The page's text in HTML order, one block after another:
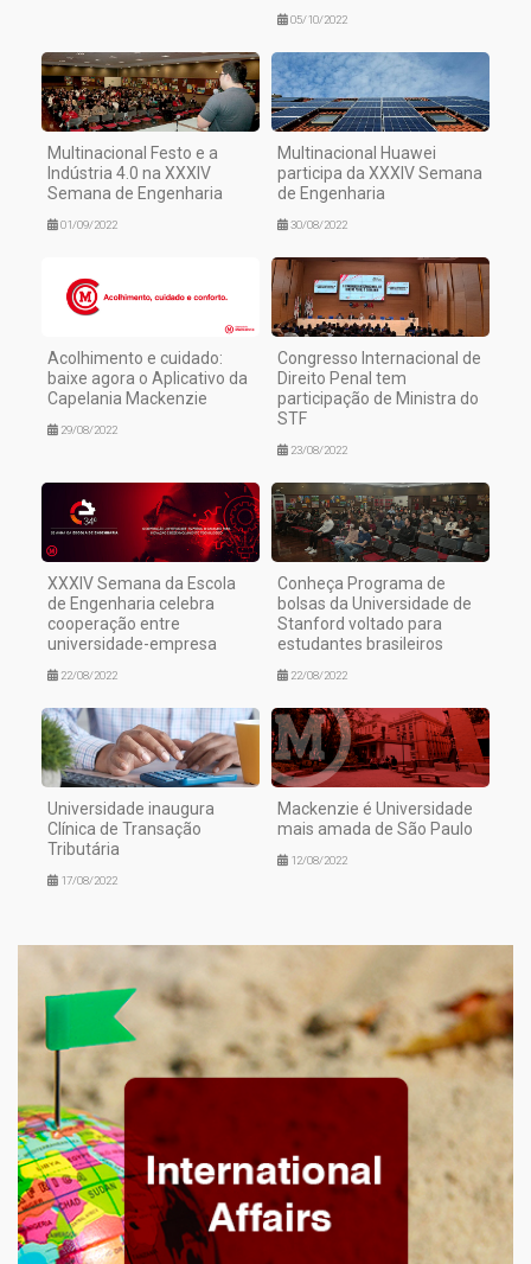
05/10/2022
Multinacional Festo e a
Indústria 4.0 na XXXIV
Semana de Engenharia
01/09/2022
Multinacional Huawei
participa da XXXIV Semana
de Engenharia
30/08/2022
Acolhimento e cuidado:
baixe agora o Aplicativo da
Capelania Mackenzie
29/08/2022
Congresso Internacional de
Direito Penal tem
participação de Ministra do
STF
23/08/2022
XXXIV Semana da Escola
de Engenharia celebra
cooperação entre
universidade-empresa
22/08/2022
Conheça Programa de
bolsas da Universidade de
Stanford voltado para
estudantes brasileiros
22/08/2022
Universidade inaugura
Clínica de Transação
Tributária
17/08/2022
Mackenzie é Universidade
mais amada de São Paulo
12/08/2022